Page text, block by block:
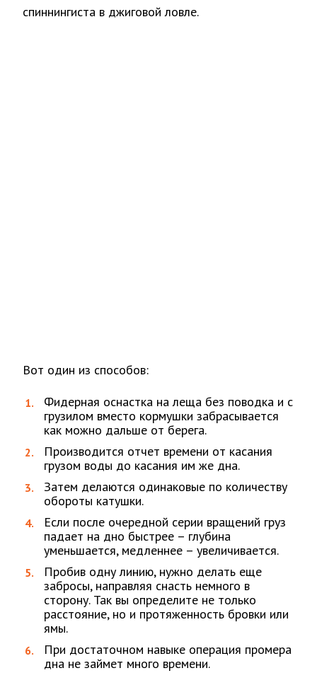
спиннингиста в джиговой ловле.
Вот один из способов:
Фидерная оснастка на леща без поводка и с
грузилом вместо кормушки забрасывается
как можно дальше от берега.
Производится отчет времени от касания
грузом воды до касания им же дна.
Затем делаются одинаковые по количеству
обороты катушки.
Если после очередной серии вращений груз
падает на дно быстрее – глубина
уменьшается, медленнее – увеличивается.
Пробив одну линию, нужно делать еще
забросы, направляя снасть немного в
сторону. Так вы определите не только
расстояние, но и протяженность бровки или
ямы.
При достаточном навыке операция промера
дна не займет много времени.